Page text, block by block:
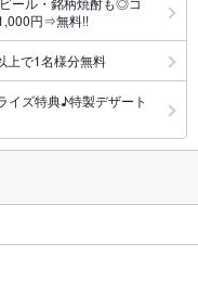
円⇒無料!!
で1名様分無料
ズ特典♪特製デザート